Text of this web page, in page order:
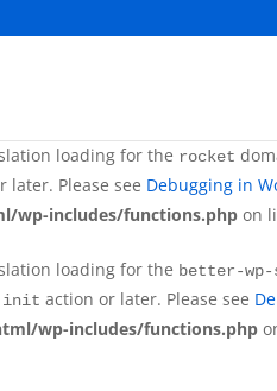
loading for the
wp-includes/functions.php
loading for the rocket
later. Please see Debugging in
wp-includes/functions.php on
loading for the better-
init action or later. Please see
wp-includes/functions.php